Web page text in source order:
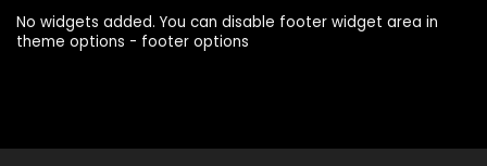
No widgets added. You can disable footer widget area in
theme options - footer options